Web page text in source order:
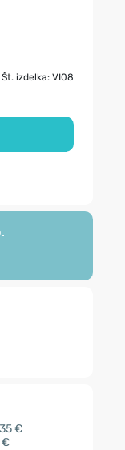
Št. izdelka: VI08
€
€